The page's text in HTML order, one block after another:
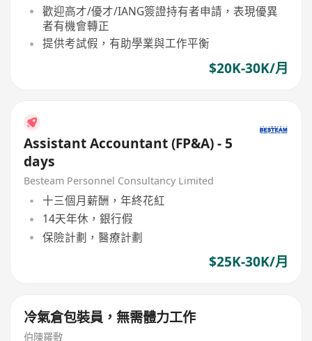
歡迎高才/優才/IANG簽證持有者申請，表現優異
者有機會轉正
提供考試假，有助學業與工作平衡
$20K-30K/月
Assistant Accountant (FP&A) - 5
days
Besteam Personnel Consultancy Limited
十三個月薪酬，年終花紅
14天年休，銀行假
保險計劃，醫療計劃
$25K-30K/月
冷氣倉包裝員，無需體力工作
伯陳羅敷